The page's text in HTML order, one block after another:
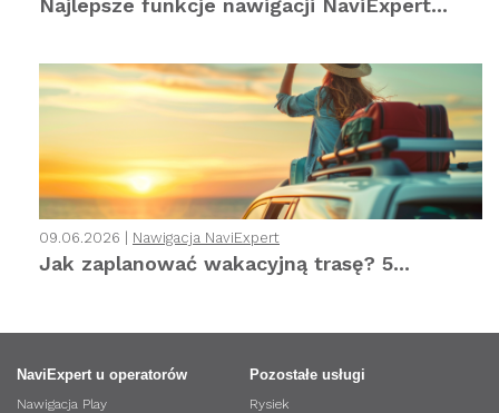
Najlepsze funkcje nawigacji NaviExpert...
09.06.2026 | Nawigacja NaviExpert
Jak zaplanować wakacyjną trasę? 5...
NaviExpert u operatorów
Nawigacja Play
Pozostałe usługi
Rysiek